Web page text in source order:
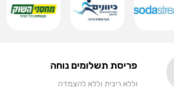
פריסת תשלומים נוחה
וללא ריבית וללא להצמדה